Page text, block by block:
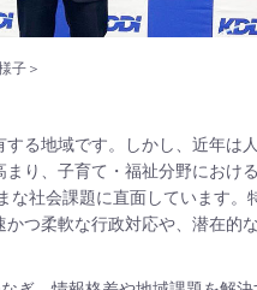
子＞
る地域です。しかし、近年は
り、子育て・福祉分野における
な社会課題に直面しています。
つ柔軟な行政対応や、潜在的